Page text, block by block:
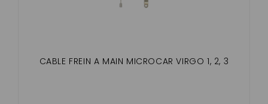
CABLE FREIN A MAIN MICROCAR VIRGO 1, 2, 3